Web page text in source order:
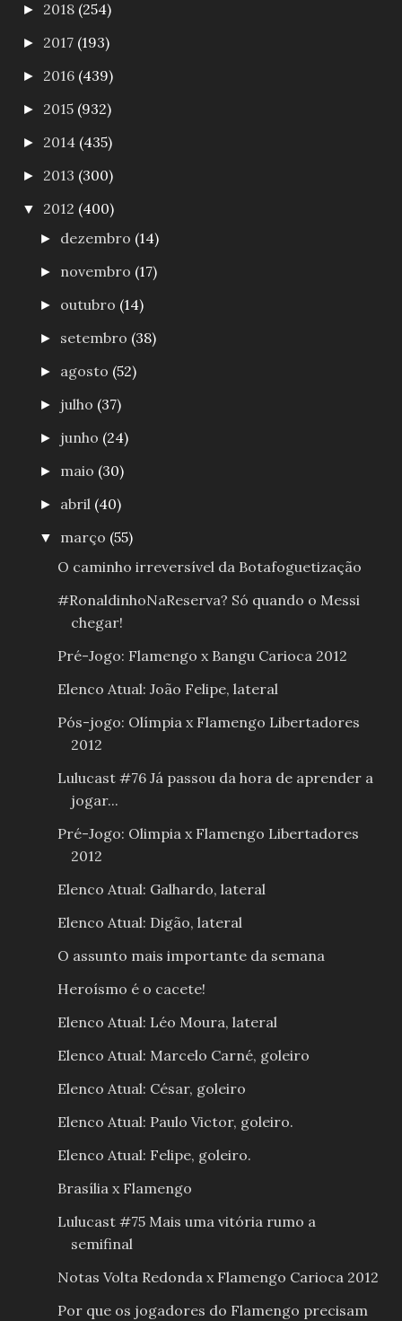
► 2018 (254)
► 2017 (193)
► 2016 (439)
► 2015 (932)
► 2014 (435)
► 2013 (300)
▼ 2012 (400)
► dezembro (14)
► novembro (17)
► outubro (14)
► setembro (38)
► agosto (52)
► julho (37)
► junho (24)
► maio (30)
► abril (40)
▼ março (55)
O caminho irreversível da Botafoguetização
#RonaldinhoNaReserva? Só quando o Messi
chegar!
Pré-Jogo: Flamengo x Bangu Carioca 2012
Elenco Atual: João Felipe, lateral
Pós-jogo: Olímpia x Flamengo Libertadores
2012
Lulucast #76 Já passou da hora de aprender a
jogar...
Pré-Jogo: Olimpia x Flamengo Libertadores
2012
Elenco Atual: Galhardo, lateral
Elenco Atual: Digão, lateral
O assunto mais importante da semana
Heroísmo é o cacete!
Elenco Atual: Léo Moura, lateral
Elenco Atual: Marcelo Carné, goleiro
Elenco Atual: César, goleiro
Elenco Atual: Paulo Victor, goleiro.
Elenco Atual: Felipe, goleiro.
Brasília x Flamengo
Lulucast #75 Mais uma vitória rumo a
semifinal
Notas Volta Redonda x Flamengo Carioca 2012
Por que os jogadores do Flamengo precisam